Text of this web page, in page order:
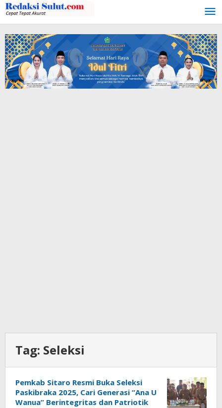
Lewati
ke
konten
Tag: Seleksi
Pemkab Sitaro Resmi Buka Seleksi
Paskibraka 2025, Cari Generasi “Ana U
Wanua” Berintegritas dan Patriotik